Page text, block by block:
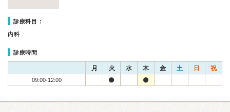
診療科目：
内科
診療時間
月 火 水 木 金 土 日 祝
09:00-12:00